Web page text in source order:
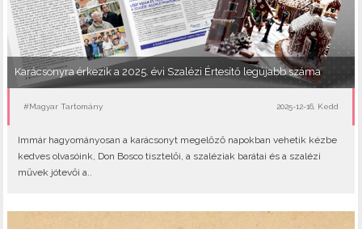
Karácsonyra érkezik a 2025. évi Szalézi Értesítő legújabb száma
#Magyar Tartomány 2025-12-16, Kedd
Immár hagyományosan a karácsonyt megelőző napokban vehetik kézbe
kedves olvasóink, Don Bosco tisztelői, a szaléziak barátai és a szalézi
művek jótevői a..